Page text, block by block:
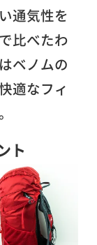
通気性を
比べたわ
ベノムの
適なフィ
ト